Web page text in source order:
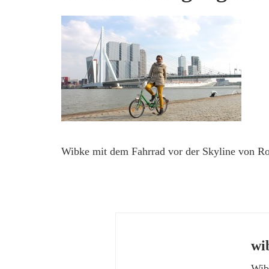
Wibke mit dem Fahrrad vor der Skyline von